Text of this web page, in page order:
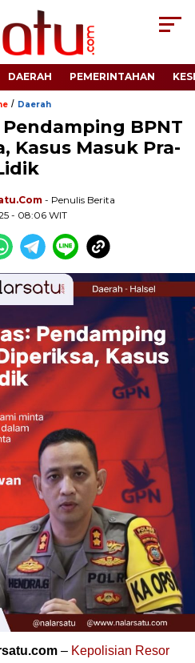
DAERAH PEMERINTAHAN
/ Daerah
BPNT
Kasus Masuk Pra-
- Penulis Berita
- 08:06 WIT
– Kepolisian Resor